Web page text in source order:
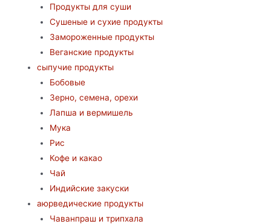
Продукты для суши
Сушеные и сухие продукты
Замороженные продукты
Веганские продукты
сыпучие продукты
Бобовые
Зерно, семена, орехи
Лапша и вермишель
Мука
Рис
Кофе и какао
Чай
Индийские закуски
аюрведические продукты
Чаванпраш и трипхала